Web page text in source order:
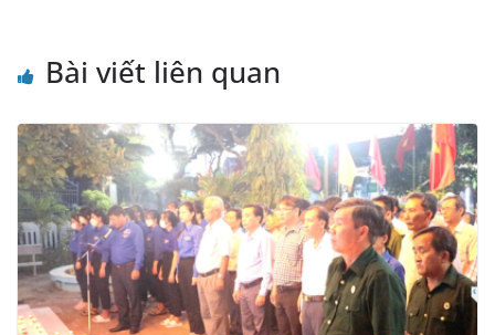
Bài viết liên quan